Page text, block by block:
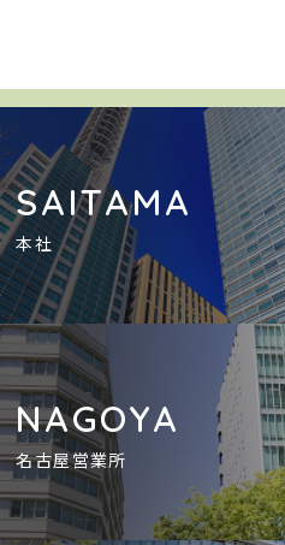
SAITAMA
本社
NAGOYA
名古屋営業所